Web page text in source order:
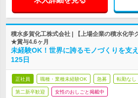
積水多賀化工株式会社 | 【上場企業の積水化
★賞与4.6ヶ月
未経験OK！世界に誇るモノづくりを支
125日
正社員 職種・業種未経験OK 急募 転勤なし
第二新卒歓迎 女性のおしごと掲載中